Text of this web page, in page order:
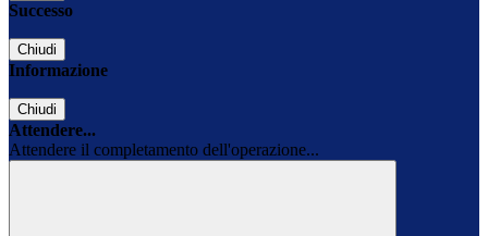
Successo
Chiudi
Informazione
Chiudi
Attendere...
Attendere il completamento dell'operazione...